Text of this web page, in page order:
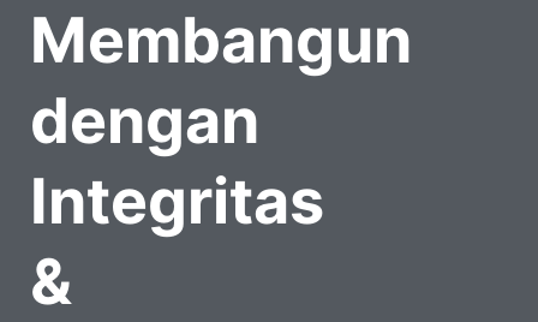
Membangun
dengan
Integritas
&